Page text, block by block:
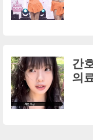
간
의